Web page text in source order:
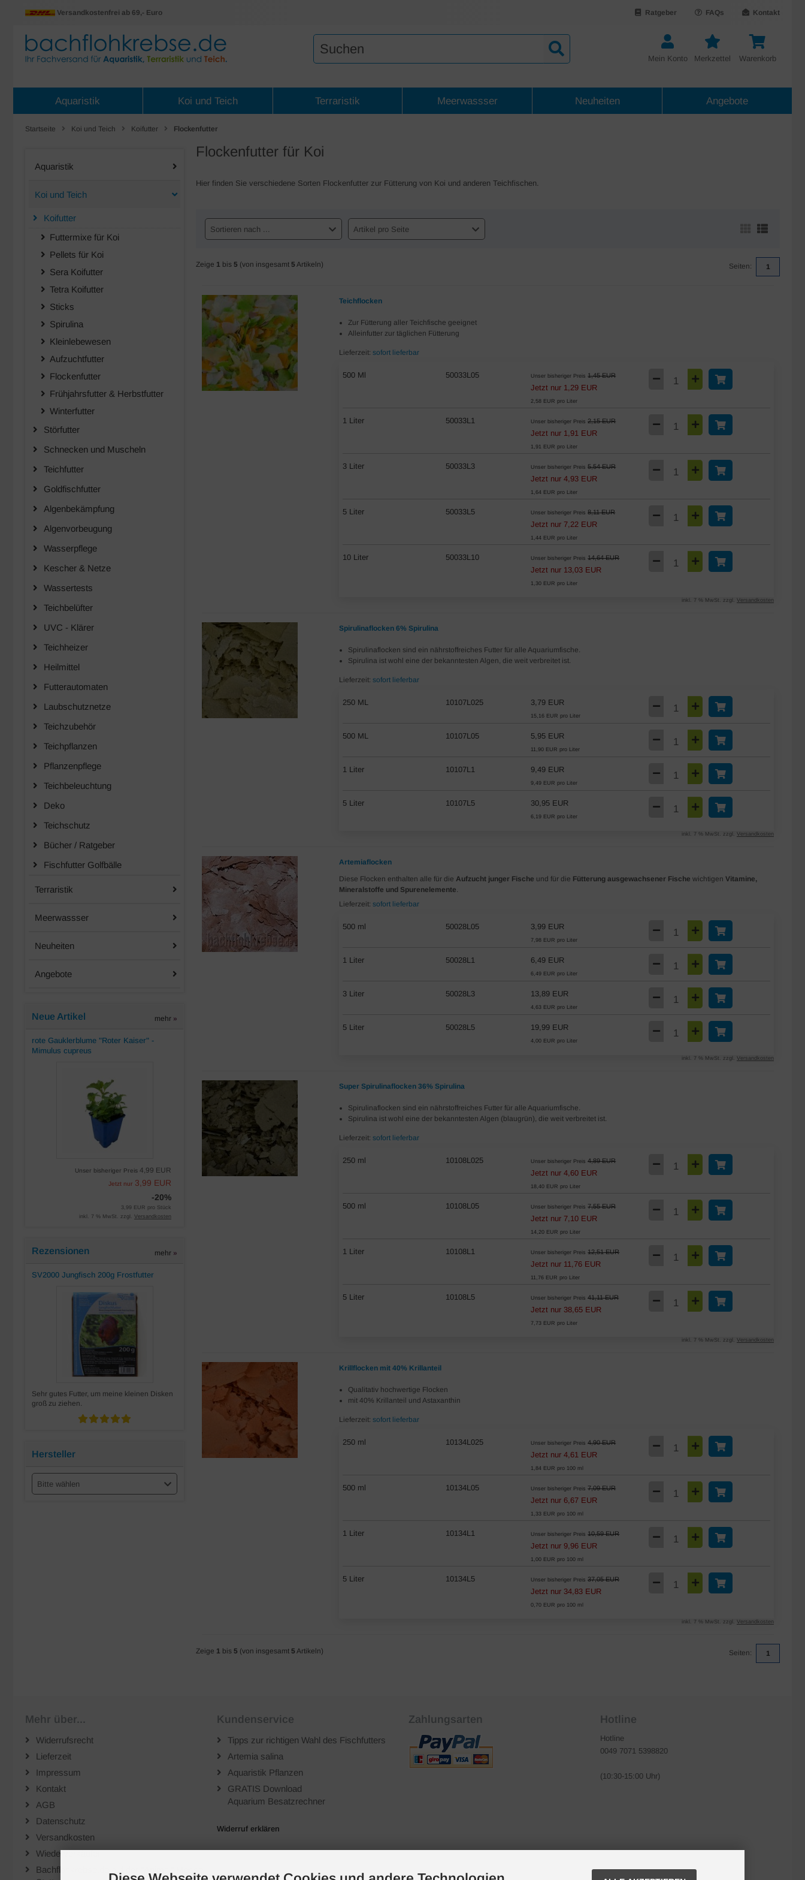
Kontakt
FAQs
Ratgeber
Versandkostenfrei ab 69,- Euro
Warenkorb
Merkzettel
Mein Konto
Aquaristik Koi und Teich Terraristik Meerwassser Neuheiten Angebote
Startseite Koi und Teich Koifutter Flockenfutter
Flockenfutter für Koi
Hier finden Sie verschiedene Sorten Flockenfutter zur Fütterung von Koi und anderen Teichfischen.
Sortieren nach ... Artikel pro Seite
Zeige 1 bis 5 (von insgesamt 5 Artikeln) Seiten: 1
Teichflocken
Zur Fütterung aller Teichfische geeignet
Alleinfutter zur täglichen Fütterung
Lieferzeit:sofort lieferbar
500 Ml 50033L05 Unser bisheriger Preis1,45 EUR
Jetzt nur 1,29 EUR
2,58 EUR pro Liter
1 Liter 50033L1 Unser bisheriger Preis2,15 EUR
Jetzt nur 1,91 EUR
1,91 EUR pro Liter
3 Liter 50033L3 Unser bisheriger Preis5,54 EUR
Jetzt nur 4,93 EUR
1,64 EUR pro Liter
5 Liter 50033L5 Unser bisheriger Preis8,11 EUR
Jetzt nur 7,22 EUR
1,44 EUR pro Liter
10 Liter 50033L10 Unser bisheriger Preis14,64 EUR
Jetzt nur 13,03 EUR
1,30 EUR pro Liter
inkl. 7 % MwSt. zzgl. Versandkosten
Spirulinaflocken 6% Spirulina
Spirulinaflocken sind ein nährstoffreiches Futter für alle Aquariumfische.
Spirulina ist wohl eine der bekanntesten Algen, die weit verbreitet ist.
Lieferzeit:sofort lieferbar
250 ML 10107L025 3,79 EUR
15,16 EUR pro Liter
500 ML 10107L05 5,95 EUR
11,90 EUR pro Liter
1 Liter 10107L1 9,49 EUR
9,49 EUR pro Liter
5 Liter 10107L5 30,95 EUR
6,19 EUR pro Liter
inkl. 7 % MwSt. zzgl. Versandkosten
Artemiaflocken
Diese Flocken enthalten alle für dieAufzucht junger Fische und für die Fütterung ausgewachsener Fische wichtigenVitamine,
Mineralstoffe und Spurenelemente.
Lieferzeit:sofort lieferbar
500 ml 50028L05 3,99 EUR
7,98 EUR pro Liter
1 Liter 50028L1 6,49 EUR
6,49 EUR pro Liter
3 Liter 50028L3 13,89 EUR
4,63 EUR pro Liter
5 Liter 50028L5 19,99 EUR
4,00 EUR pro Liter
inkl. 7 % MwSt. zzgl. Versandkosten
Super Spirulinaflocken 36% Spirulina
Spirulinaflocken sind ein nährstoffreiches Futter für alle Aquariumfische.
Spirulina ist wohl eine der bekanntesten Algen (blaugrün), die weit verbreitet ist.
Lieferzeit:sofort lieferbar
250 ml 10108L025 Unser bisheriger Preis4,89 EUR
Jetzt nur 4,60 EUR
18,40 EUR pro Liter
500 ml 10108L05 Unser bisheriger Preis7,55 EUR
Jetzt nur 7,10 EUR
14,20 EUR pro Liter
1 Liter 10108L1 Unser bisheriger Preis12,51 EUR
Jetzt nur 11,76 EUR
11,76 EUR pro Liter
5 Liter 10108L5 Unser bisheriger Preis41,11 EUR
Jetzt nur 38,65 EUR
7,73 EUR pro Liter
inkl. 7 % MwSt. zzgl. Versandkosten
Krillflocken mit 40% Krillanteil
Qualitativ hochwertige Flocken
mit 40% Krillanteil und Astaxanthin
Lieferzeit:sofort lieferbar
250 ml 10134L025 Unser bisheriger Preis4,90 EUR
Jetzt nur 4,61 EUR
1,84 EUR pro 100 ml
500 ml 10134L05 Unser bisheriger Preis7,09 EUR
Jetzt nur 6,67 EUR
1,33 EUR pro 100 ml
1 Liter 10134L1 Unser bisheriger Preis10,59 EUR
Jetzt nur 9,96 EUR
1,00 EUR pro 100 ml
5 Liter 10134L5 Unser bisheriger Preis37,05 EUR
Jetzt nur 34,83 EUR
0,70 EUR pro 100 ml
inkl. 7 % MwSt. zzgl. Versandkosten
Zeige 1 bis 5 (von insgesamt 5 Artikeln) Seiten: 1
Aquaristik
Koi und Teich
Koifutter
Futtermixe für Koi
Pellets für Koi
Sera Koifutter
Tetra Koifutter
Sticks
Spirulina
Kleinlebewesen
Aufzuchtfutter
Flockenfutter
Frühjahrsfutter & Herbstfutter
Winterfutter
Störfutter
Schnecken und Muscheln
Teichfutter
Goldfischfutter
Algenbekämpfung
Algenvorbeugung
Wasserpflege
Kescher & Netze
Wassertests
Teichbelüfter
UVC - Klärer
Teichheizer
Heilmittel
Futterautomaten
Laubschutznetze
Teichzubehör
Teichpflanzen
Pflanzenpflege
Teichbeleuchtung
Deko
Teichschutz
Bücher / Ratgeber
Fischfutter Golfbälle
Terraristik
Meerwassser
Neuheiten
Angebote
Neue Artikel mehr »
rote Gauklerblume "Roter Kaiser" -
Mimulus cupreus
Unser bisheriger Preis 4,99 EUR
Jetzt nur 3,99 EUR
-20%
3,99 EUR pro Stück
inkl. 7 % MwSt. zzgl. Versandkosten
Rezensionen mehr »
SV2000 Jungfisch 200g Frostfutter
Sehr gutes Futter, um meine kleinen Disken
groß zu ziehen.
Hersteller
Bitte wählen
Mehr über...
Widerrufsrecht
Lieferzeit
Impressum
Kontakt
AGB
Datenschutz
Versandkosten
Wiederverkäufer
Bachflohkrebse.de auf der "Animal" Messe
Kundenservice
Tipps zur richtigen Wahl des Fischfutters
Artemia salina
Aquaristik Pflanzen
GRATIS Download
Aquarium Besatzrechner
Widerruf erklären
Zahlungsarten Hotline
Hotline
0049 7071 5398820
(10:30-15:00 Uhr)